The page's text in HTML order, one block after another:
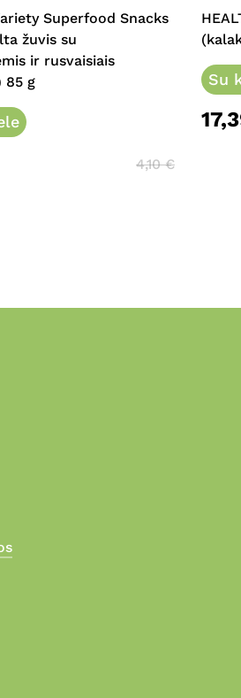
Superfood Snacks
žuvis su
ir rusvaisiais
85 g
4,10€
Su